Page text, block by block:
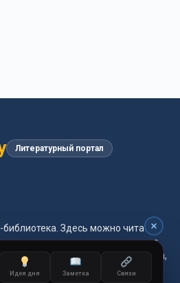
Литературный портал
Здесь можно читать
произведения: проза, поэзия,
жанры и метки, удобная читалка,
каждый день.
Идея дня Заметка Связи